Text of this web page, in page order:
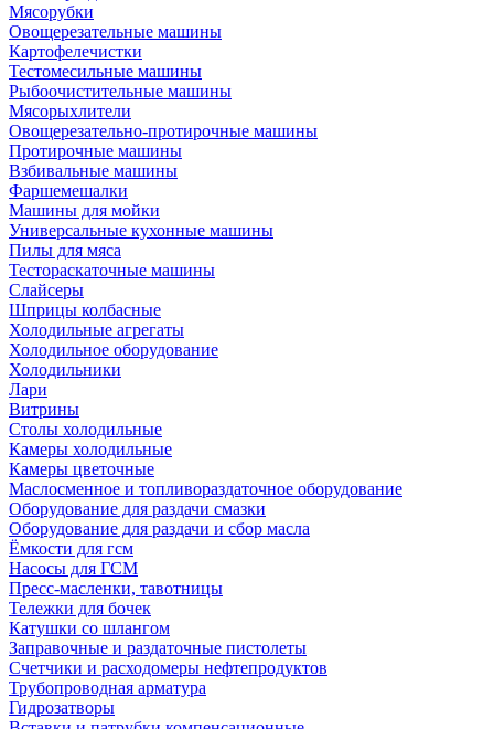
Мясорубки
Овощерезательные машины
Картофелечистки
Тестомесильные машины
Рыбоочистительные машины
Мясорыхлители
Овощерезательно-протирочные машины
Протирочные машины
Взбивальные машины
Фаршемешалки
Машины для мойки
Универсальные кухонные машины
Пилы для мяса
Тестораскаточные машины
Слайсеры
Шприцы колбасные
Холодильные агрегаты
Холодильное оборудование
Холодильники
Лари
Витрины
Столы холодильные
Камеры холодильные
Камеры цветочные
Маслосменное и топливораздаточное оборудование
Оборудование для раздачи смазки
Оборудование для раздачи и сбор масла
Ёмкости для гсм
Насосы для ГСМ
Пресс-масленки, тавотницы
Тележки для бочек
Катушки со шлангом
Заправочные и раздаточные пистолеты
Счетчики и расходомеры нефтепродуктов
Трубопроводная арматура
Гидрозатворы